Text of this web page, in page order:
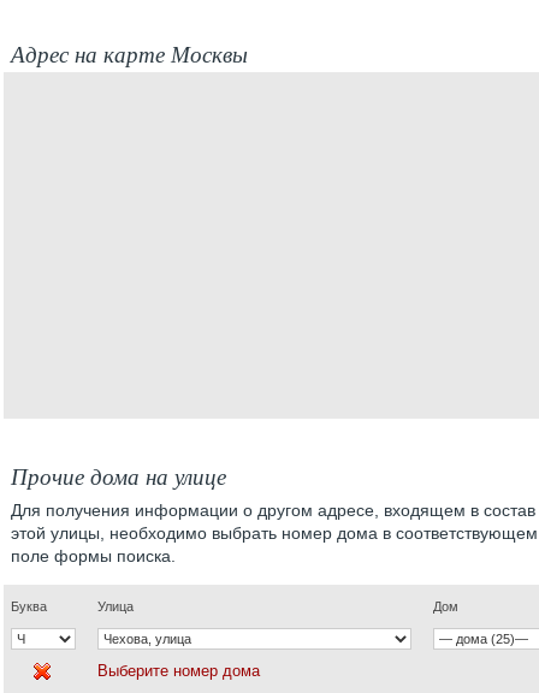
Адрес на карте Москвы
Прочие дома на улице
Для получения информации о другом адресе, входящем в состав
этой улицы, необходимо выбрать номер дома в соответствующем
поле формы поиска.
Буква Улица Дом
Выберите номер дома